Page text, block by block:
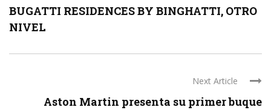
BUGATTI RESIDENCES BY BINGHATTI, OTRO
NIVEL
Next Article
Aston Martin presenta su primer buque